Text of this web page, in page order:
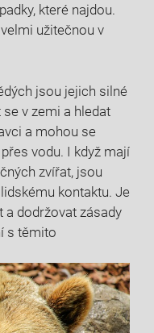
které najdou.
užitečnou v
jsou jejich silné
v zemi a hledat
a mohou se
vodu. I když mají
zvířat, jsou
kontaktu. Je
a dodržovat zásady
s těmito